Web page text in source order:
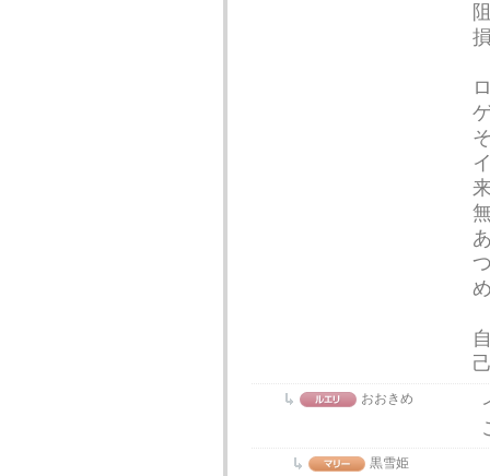
おおきめ
黒雪姫